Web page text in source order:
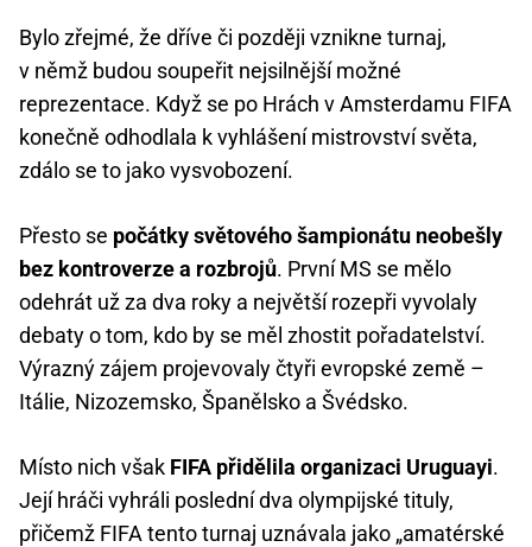
Bylo zřejmé, že dříve či později vznikne turnaj,
v němž budou soupeřit nejsilnější možné
reprezentace. Když se po Hrách v Amsterdamu FIFA
konečně odhodlala k vyhlášení mistrovství světa,
zdálo se to jako vysvobození.
Přesto se počátky světového šampionátu neobešly
bez kontroverze a rozbrojů. První MS se mělo
odehrát už za dva roky a největší rozepři vyvolaly
debaty o tom, kdo by se měl zhostit pořadatelství.
Výrazný zájem projevovaly čtyři evropské země –
Itálie, Nizozemsko, Španělsko a Švédsko.
Místo nich však FIFA přidělila organizaci Uruguayi.
Její hráči vyhráli poslední dva olympijské tituly,
přičemž FIFA tento turnaj uznávala jako „amatérské